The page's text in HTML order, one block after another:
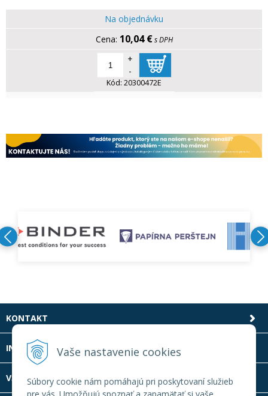
Vaše nastavenie cookies
Súbory cookie nám pomáhajú pri poskytovaní služieb
Na objednávku
10,04 € s DPH
+
-
Kód: 20300472E
KONTAKT
INFOLINKA
VŠETKO O NÁKUPE